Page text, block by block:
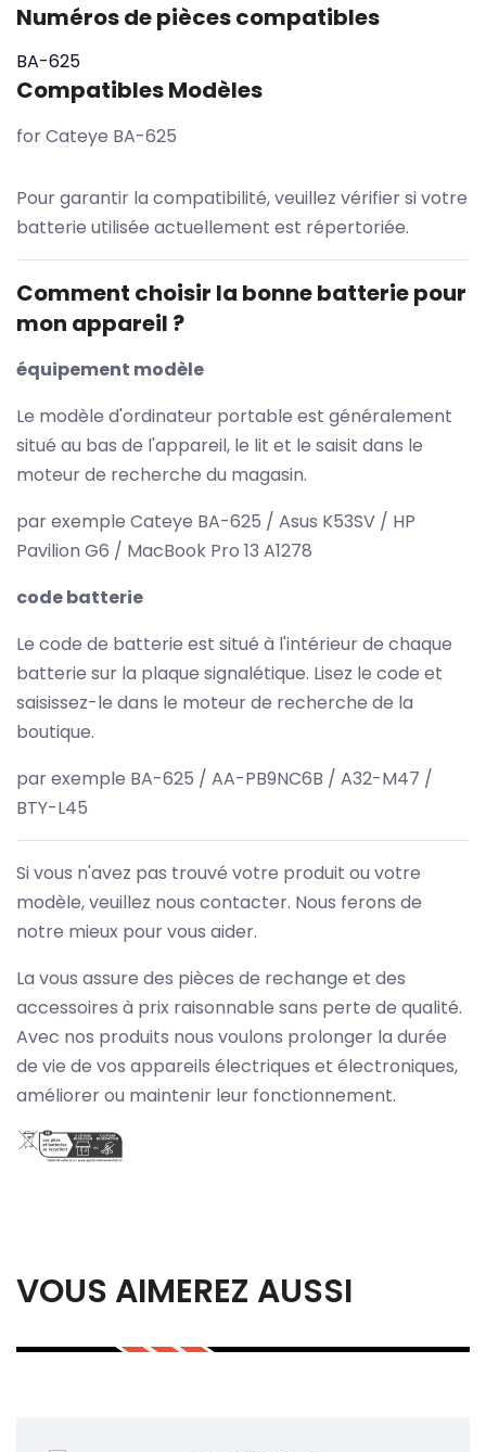
Numéros de pièces compatibles
BA-625
Compatibles Modèles
for Cateye BA-625
Pour garantir la compatibilité, veuillez vérifier si votre
batterie utilisée actuellement est répertoriée.
Comment choisir la bonne batterie pour
mon appareil ?
équipement modèle
Le modèle d'ordinateur portable est généralement
situé au bas de l'appareil, le lit et le saisit dans le
moteur de recherche du magasin.
par exemple Cateye BA-625 / Asus K53SV / HP
Pavilion G6 / MacBook Pro 13 A1278
code batterie
Le code de batterie est situé à l'intérieur de chaque
batterie sur la plaque signalétique. Lisez le code et
saisissez-le dans le moteur de recherche de la
boutique.
par exemple BA-625 / AA-PB9NC6B / A32-M47 /
BTY-L45
Si vous n'avez pas trouvé votre produit ou votre
modèle, veuillez nous contacter. Nous ferons de
notre mieux pour vous aider.
La vous assure des pièces de rechange et des
accessoires à prix raisonnable sans perte de qualité.
Avec nos produits nous voulons prolonger la durée
de vie de vos appareils électriques et électroniques,
améliorer ou maintenir leur fonctionnement.
VOUS AIMEREZ AUSSI